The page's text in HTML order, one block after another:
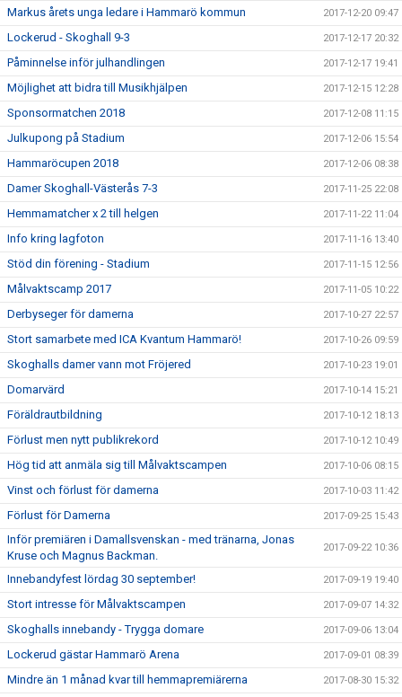
Markus årets unga ledare i Hammarö kommun 2017-12-20 09:47
Lockerud - Skoghall 9-3 2017-12-17 20:32
Påminnelse inför julhandlingen 2017-12-17 19:41
Möjlighet att bidra till Musikhjälpen 2017-12-15 12:28
Sponsormatchen 2018 2017-12-08 11:15
Julkupong på Stadium 2017-12-06 15:54
Hammaröcupen 2018 2017-12-06 08:38
Damer Skoghall-Västerås 7-3 2017-11-25 22:08
Hemmamatcher x 2 till helgen 2017-11-22 11:04
Info kring lagfoton 2017-11-16 13:40
Stöd din förening - Stadium 2017-11-15 12:56
Målvaktscamp 2017 2017-11-05 10:22
Derbyseger för damerna 2017-10-27 22:57
Stort samarbete med ICA Kvantum Hammarö! 2017-10-26 09:59
Skoghalls damer vann mot Fröjered 2017-10-23 19:01
Domarvärd 2017-10-14 15:21
Föräldrautbildning 2017-10-12 18:13
Förlust men nytt publikrekord 2017-10-12 10:49
Hög tid att anmäla sig till Målvaktscampen 2017-10-06 08:15
Vinst och förlust för damerna 2017-10-03 11:42
Förlust för Damerna 2017-09-25 15:43
Inför premiären i Damallsvenskan - med tränarna, Jonas
Kruse och Magnus Backman.
2017-09-22 10:36
Innebandyfest lördag 30 september! 2017-09-19 19:40
Stort intresse för Målvaktscampen 2017-09-07 14:32
Skoghalls innebandy - Trygga domare 2017-09-06 13:04
Lockerud gästar Hammarö Arena 2017-09-01 08:39
Mindre än 1 månad kvar till hemmapremiärerna 2017-08-30 15:32